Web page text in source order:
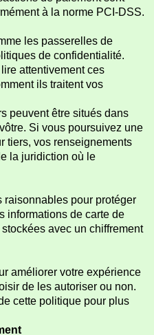
à la norme PCI-DSS.
les passerelles de
de confidentialité.
attentivement ces
ils traitent vos
peuvent être situés dans
Si vous poursuivez une
tiers, vos renseignements
la juridiction où le
raisonnables pour protéger
informations de carte de
avec un chiffrement
améliorer votre expérience
de les autoriser ou non.
cette politique pour plus